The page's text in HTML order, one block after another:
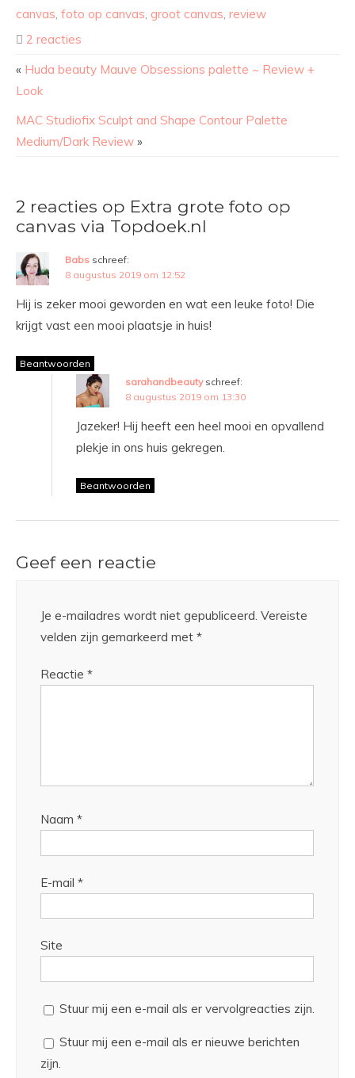
canvas, foto op canvas, groot canvas, review
2 reacties
« Huda beauty Mauve Obsessions palette ~ Review +
Look
MAC Studiofix Sculpt and Shape Contour Palette
Medium/Dark Review »
2 reacties op Extra grote foto op
canvas via Topdoek.nl
Babs schreef:
8 augustus 2019 om 12:52
Hij is zeker mooi geworden en wat een leuke foto! Die
krijgt vast een mooi plaatsje in huis!
Beantwoorden
sarahandbeauty schreef:
8 augustus 2019 om 13:30
Jazeker! Hij heeft een heel mooi en opvallend
plekje in ons huis gekregen.
Beantwoorden
Geef een reactie
Je e-mailadres wordt niet gepubliceerd. Vereiste
velden zijn gemarkeerd met *
Reactie *
Naam *
E-mail *
Site
Stuur mij een e-mail als er vervolgreacties zijn.
Stuur mij een e-mail als er nieuwe berichten
zijn.